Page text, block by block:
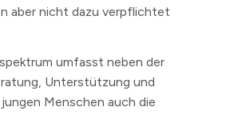
aber nicht dazu verpflichtet
umfasst neben der
Unterstützung und
Menschen auch die